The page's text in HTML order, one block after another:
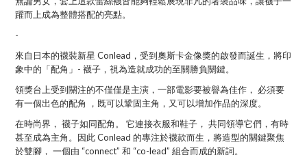
躍而上成為整體搭配的亮點。
-
來自日本的襪裝新星 Conlead，受到奧斯卡金像獎的啟發而誕生，將印
象中的「配角」- 襪子，視為造就成功的至關勝負關鍵。
領獎台上受到關注的不僅僅是主演， 一部電影要被譽為佳作， 必須要
有一個出色的配角 ，既可以鞏固主角，又可以增加作品的深度。
在時尚界， 襪子如同配角。 它連接衣服和鞋子， 共同領導它們，有時
甚至成為主角。因此 Conlead 的專注於襪款而生，將造型的關鍵聚焦
於雙腳， 一個由 “connect” 和 “co-lead” 組合而成的新詞。